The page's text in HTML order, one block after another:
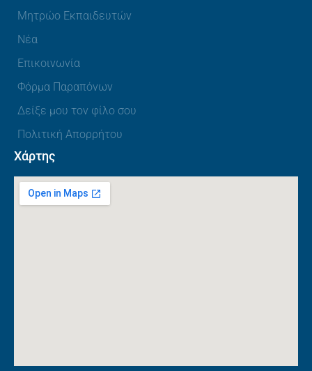
Μητρώο Εκπαιδευτών
Νέα
Επικοινωνία
Φόρμα Παραπόνων
Δείξε μου τον φίλο σου
Πολιτική Απορρήτου
Χάρτης